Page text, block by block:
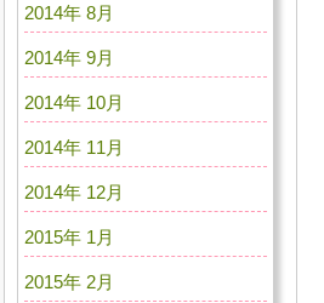
2014年 8月
2014年 9月
2014年 10月
2014年 11月
2014年 12月
2015年 1月
2015年 2月